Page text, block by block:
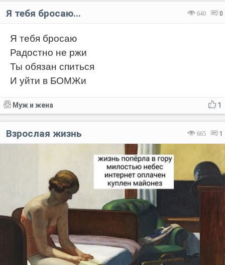
640 0
Я тебя бросаю...
Я тебя бросаю
Радостно не ржи
Ты обязан спиться
И уйти в БОМЖи
1
Муж и жена
665 1
Взрослая жизнь